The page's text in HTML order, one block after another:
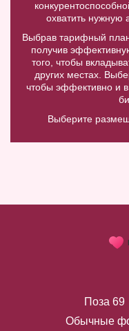
охватить нужную
Выбрав тарифный
получив
того, чтобы
других местах.
чтобы эффективно и
Выберите
Поза 69
Обычные